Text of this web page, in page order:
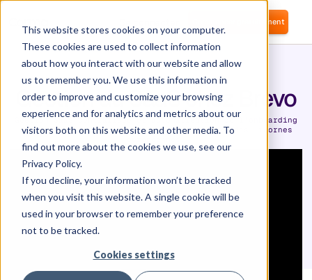
This website stores cookies on your computer.
These cookies are used to collect information
about how you interact with our website and allow
us to remember you. We use this information in
order to improve and customize your browsing
experience and for analytics and metrics about our
visitors both on this website and other media. To
find out more about the cookies we use, see our
Privacy Policy.
If you decline, your information won’t be tracked
when you visit this website. A single cookie will be
used in your browser to remember your preference
not to be tracked.
Cookies settings
Commencer gratuitement
Gestion du SaaS chez Brevo
Gestion SaaS centralisée et automatisation de l'onboarding
et de l'offboarding pour l'une des plus grandes licornes